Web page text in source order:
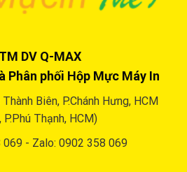
DV Q-MAX
Phân phối Hộp Mực Máy In
Biên, P.Chánh Hưng, HCM
Thạnh, HCM)
- Zalo: 0902 358 069